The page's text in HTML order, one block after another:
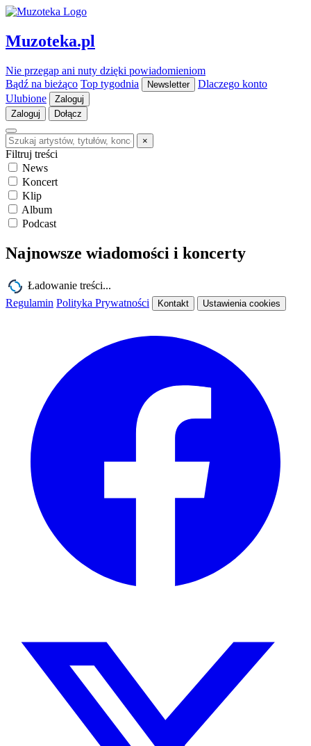
Muzoteka.pl
Nie przegap ani nuty dzięki powiadomieniom
Bądź na bieżąco Top tygodnia Newsletter
Dlaczego konto
Ulubione
Zaloguj
Zaloguj
Dołącz
×
Filtruj treści
News
Koncert
Klip
Album
Podcast
Najnowsze wiadomości i koncerty
Ładowanie treści...
Regulamin Polityka Prywatności Kontakt Ustawienia cookies